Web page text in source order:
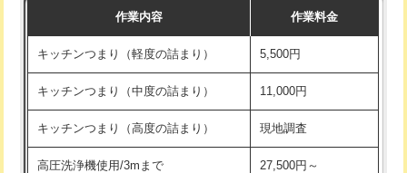
排水管工事（土の掘削・埋め戻し作
11,000円~
排水管工事（排水管工事/3ｍまで） 55,000円
排水管工事（追加 排水管工事/3ｍ超
+11,000円
式・ワンホール）)
交換・取付(排水栓・排水トラップ
22,000円+材料費
作業内容 作業料金
キッチンつまり（軽度の詰まり） 5,500円
キッチンつまり（中度の詰まり） 11,000円
キッチンつまり（高度の詰まり） 現地調査
高圧洗浄機使用/3mまで
27,500円～